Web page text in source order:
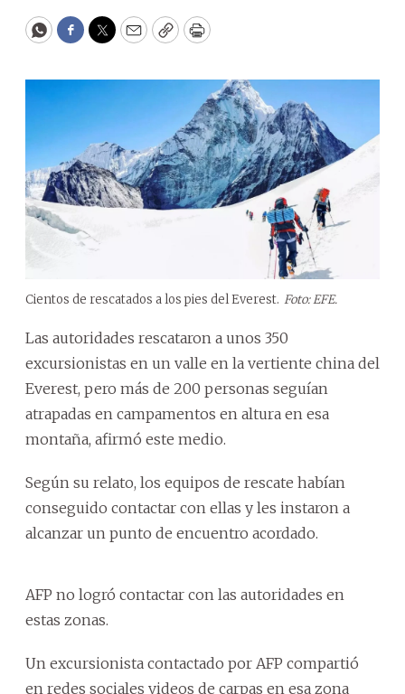
WhatsApp
Facebook
Twitter
EmailCopyPrint
Cientos de rescatados a los pies del Everest. Foto: EFE.
Las autoridades rescataron a unos 350
excursionistas en un valle en la vertiente china del
Everest, pero más de 200 personas seguían
atrapadas en campamentos en altura en esa
montaña, afirmó este medio.
Según su relato, los equipos de rescate habían
conseguido contactar con ellas y les instaron a
alcanzar un punto de encuentro acordado.
AFP no logró contactar con las autoridades en
estas zonas.
Un excursionista contactado por AFP compartió
en redes sociales videos de carpas en esa zona